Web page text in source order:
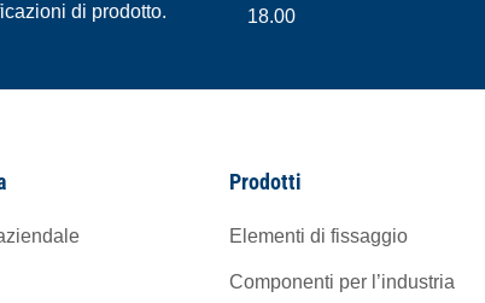
di prodotto.
18.00
Prodotti
Elementi di fissaggio
Componenti per l’industria